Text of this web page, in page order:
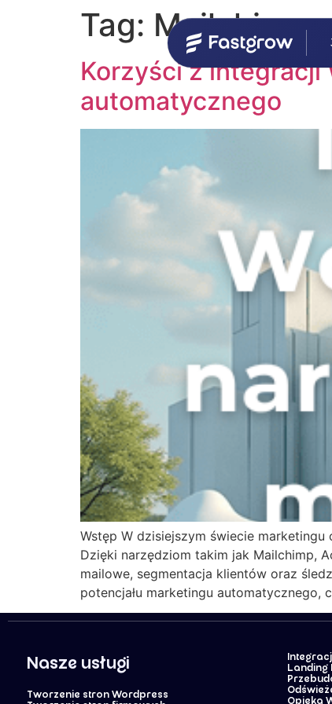
Tag: Mailchimp
Korzyści z integracji
automatycznego
Wstęp W dzisiejszym świecie
Dzięki narzędziom takim jak Mailchimp,
mailowe, segmentacja klientów oraz
potencjału marketingu
Nasze usługi
Tworzenie stron Wordpress
Landing